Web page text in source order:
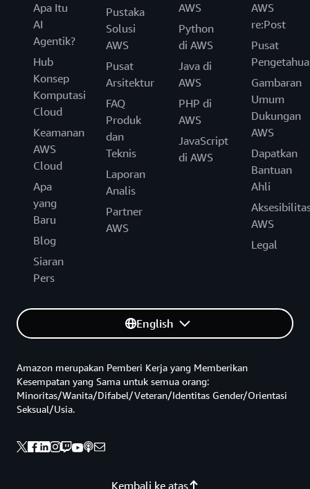
Apa Itu
AI
Agentik?
Hub
Konsep
Komputasi
Cloud
Keamanan
AWS
Cloud
Apa
yang
Baru
Blog
Siaran
Pers
Pustaka
Solusi
AWS
Pusat
Arsitektur
FAQ
Produk
dan
Teknis
Laporan
Analis
Partner
AWS
AWS
Python
di AWS
Java di
AWS
PHP di
AWS
JavaScript
di AWS
AWS
re:Post
Pusat
Gambaran
Umum
Dukungan
AWS
Dapatkan
Bantuan
Ahli
AWS
Legal
English
Kembali ke atas
Amazon merupakan Pemberi Kerja yang Memberikan
Kesempatan yang Sama untuk semua orang:
Minoritas/Wanita/Difabel/Veteran/Identitas Gender/Orientasi
Seksual/Usia.